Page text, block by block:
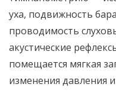
уха, подвижность
проводимость
акустические
помещается мягкая
изменения давления